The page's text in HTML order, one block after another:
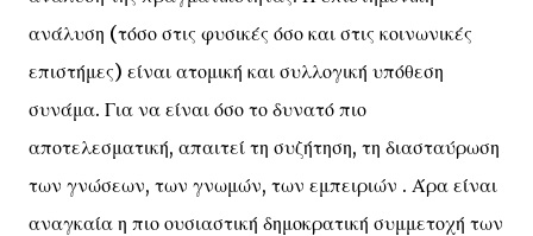
ανάλυση (τόσο στις φυσικές όσο και στις κοινωνικές
επιστήμες) είναι ατομική και συλλογική υπόθεση
συνάμα. Για να είναι όσο το δυνατό πιο
αποτελεσματική, απαιτεί τη συζήτηση, τη διασταύρωση
των γνώσεων, των γνωμών, των εμπειριών . Άρα είναι
αναγκαία η πιο ουσιαστική δημοκρατική συμμετοχή των